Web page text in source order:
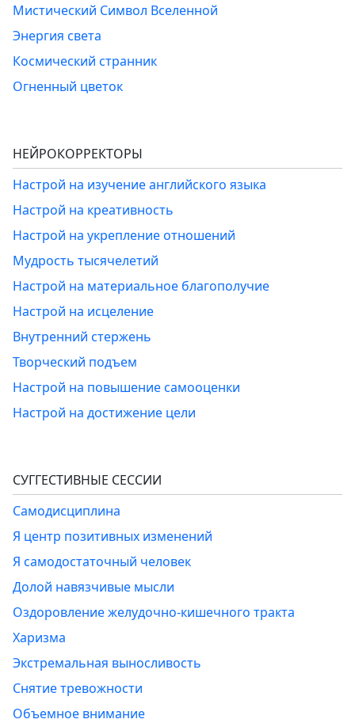
Мистический Символ Вселенной
Энергия света
Космический странник
Огненный цветок
НЕЙРОКОРРЕКТОРЫ
Настрой на изучение английского языка
Настрой на креативность
Настрой на укрепление отношений
Мудрость тысячелетий
Настрой на материальное благополучие
Настрой на исцеление
Внутренний стержень
Творческий подъем
Настрой на повышение самооценки
Настрой на достижение цели
СУГГЕСТИВНЫЕ СЕССИИ
Самодисциплина
Я центр позитивных изменений
Я самодостаточный человек
Долой навязчивые мысли
Оздоровление желудочно-кишечного тракта
Харизма
Экстремальная выносливость
Снятие тревожности
Объемное внимание